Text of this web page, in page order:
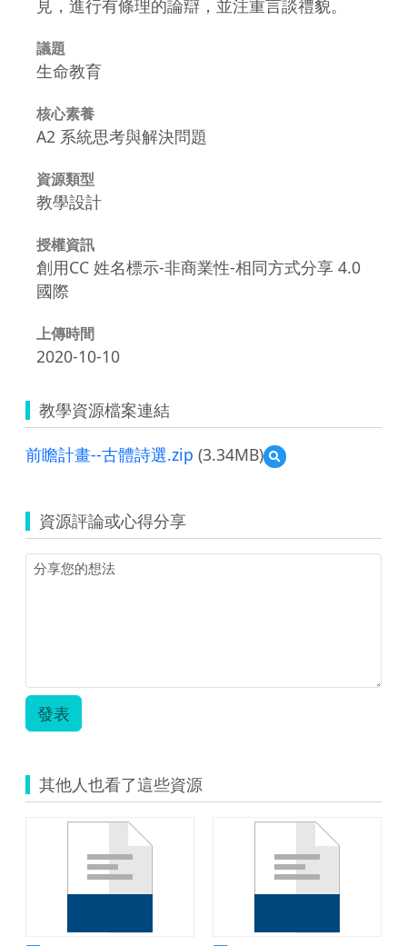
見，進行有條理的論辯，並注重言談禮貌。
議題
生命教育
核心素養
A2 系統思考與解決問題
資源類型
教學設計
授權資訊
創用CC 姓名標示-非商業性-相同方式分享 4.0
國際
上傳時間
2020-10-10
教學資源檔案連結
前瞻計畫--古體詩選.zip (3.34MB)
預
覽
畫-
-
資源評論或心得分享
發表
其他人也看了這些資源